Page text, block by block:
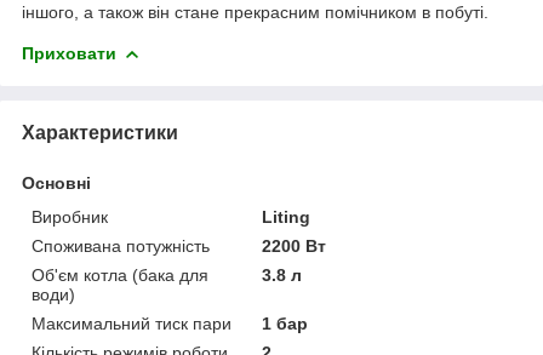
іншого, а також він стане прекрасним помічником в побуті.
Приховати
Характеристики
Основні
Виробник
Liting
Споживана потужність
2200 Вт
Об'єм котла (бака для
води)
3.8 л
Максимальний тиск пари
1 бар